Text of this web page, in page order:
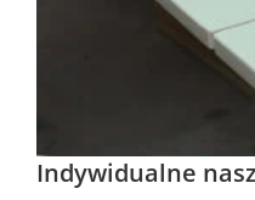
Indywidualne